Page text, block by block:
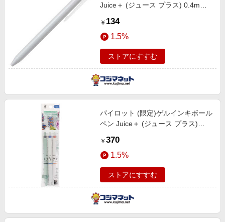
Juice＋ (ジュース プラス) 0.4mm
￥ 134
1.5%
ストアにすすむ
パイロット (限定)ゲルインキボール
ペン Juice＋ (ジュース プラス)
￥ 370
1.5%
ストアにすすむ